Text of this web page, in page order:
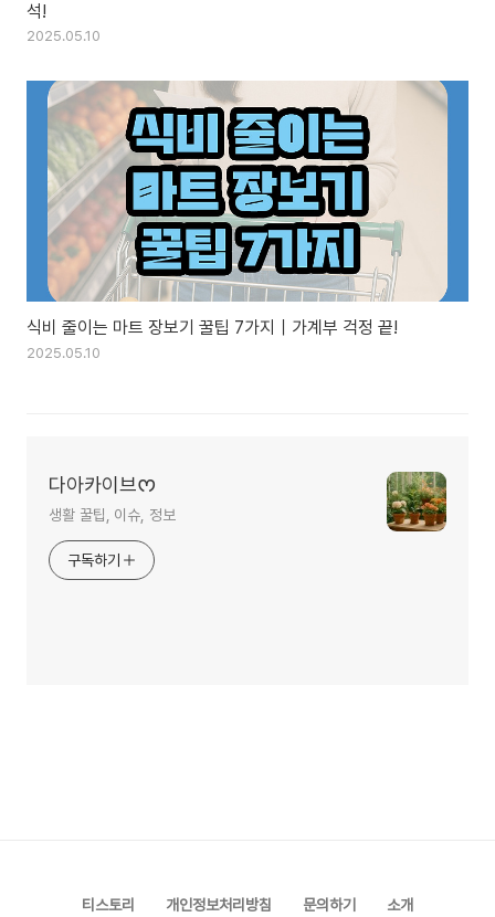
석!
2025.05.10
식비 줄이는 마트 장보기 꿀팁 7가지｜가계부 걱정 끝!
2025.05.10
다아카이브ᰔ
생활 꿀팁, 이슈, 정보
구독하기
티스토리 개인정보처리방침 문의하기 소개